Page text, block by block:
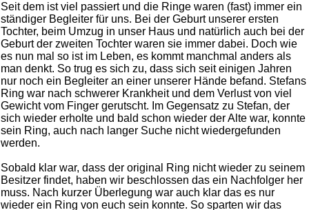
Seit dem ist viel passiert und die Ringe waren (fast) immer ein
ständiger Begleiter für uns. Bei der Geburt unserer ersten
Tochter, beim Umzug in unser Haus und natürlich auch bei der
Geburt der zweiten Tochter waren sie immer dabei. Doch wie
es nun mal so ist im Leben, es kommt manchmal anders als
man denkt. So trug es sich zu, dass sich seit einigen Jahren
nur noch ein Begleiter an einer unserer Hände befand. Stefans
Ring war nach schwerer Krankheit und dem Verlust von viel
Gewicht vom Finger gerutscht. Im Gegensatz zu Stefan, der
sich wieder erholte und bald schon wieder der Alte war, konnte
sein Ring, auch nach langer Suche nicht wiedergefunden
werden.
Sobald klar war, dass der original Ring nicht wieder zu seinem
Besitzer findet, haben wir beschlossen das ein Nachfolger her
muss. Nach kurzer Überlegung war auch klar das es nur
wieder ein Ring von euch sein konnte. So sparten wir das